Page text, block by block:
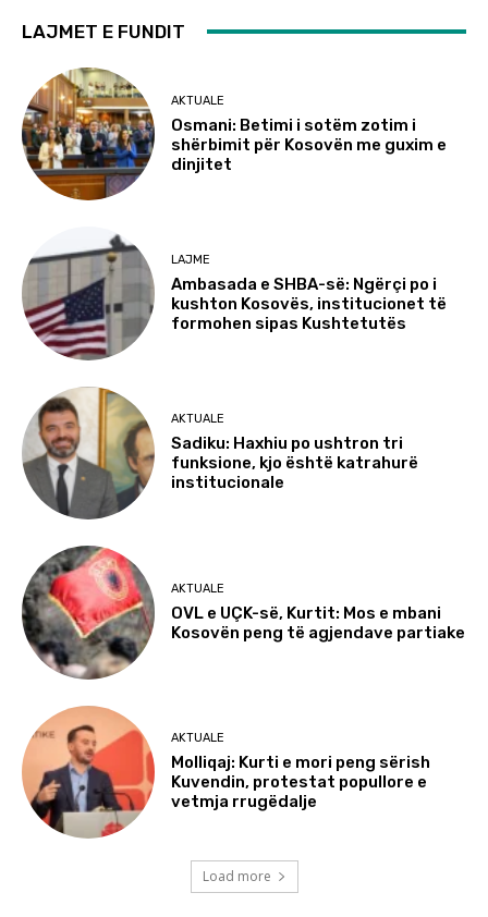
LAJMET E FUNDIT
AKTUALE
Osmani: Betimi i sotëm zotim i
shërbimit për Kosovën me guxim e
dinjitet
LAJME
Ambasada e SHBA-së: Ngërçi po i
kushton Kosovës, institucionet të
formohen sipas Kushtetutës
AKTUALE
Sadiku: Haxhiu po ushtron tri
funksione, kjo është katrahurë
institucionale
AKTUALE
OVL e UÇK-së, Kurtit: Mos e mbani
Kosovën peng të agjendave partiake
AKTUALE
Molliqaj: Kurti e mori peng sërish
Kuvendin, protestat popullore e
vetmja rrugëdalje
Load more